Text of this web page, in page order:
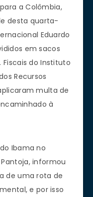
a Colômbia,
desta quarta-
Eduardo
em sacos
do Instituto
Recursos
multa de
à
Ibama no
informou
de uma rota de
e por isso